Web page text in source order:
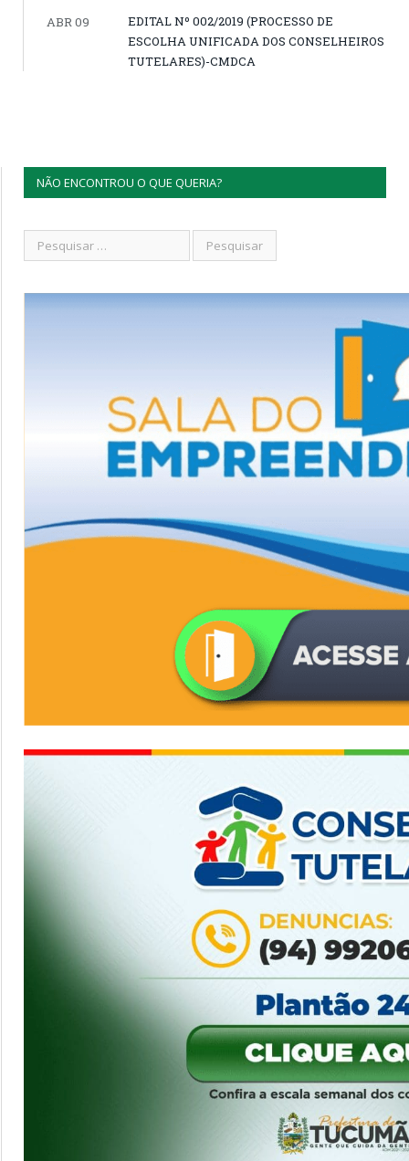
ABR 09
EDITAL Nº 002/2019 (PROCESSO DE
ESCOLHA UNIFICADA DOS CONSELHEIROS
TUTELARES)-CMDCA
NÃO ENCONTROU O QUE QUERIA?